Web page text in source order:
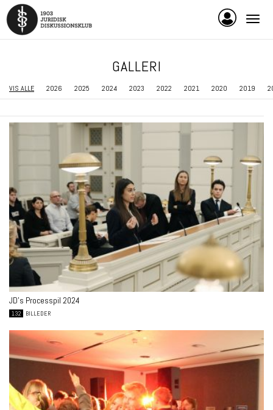
GALLERI
VIS ALLE 2026 2025 2024 2023 2022 2021 2020 2019
JD’s Processpil 2024
132 BILLEDER